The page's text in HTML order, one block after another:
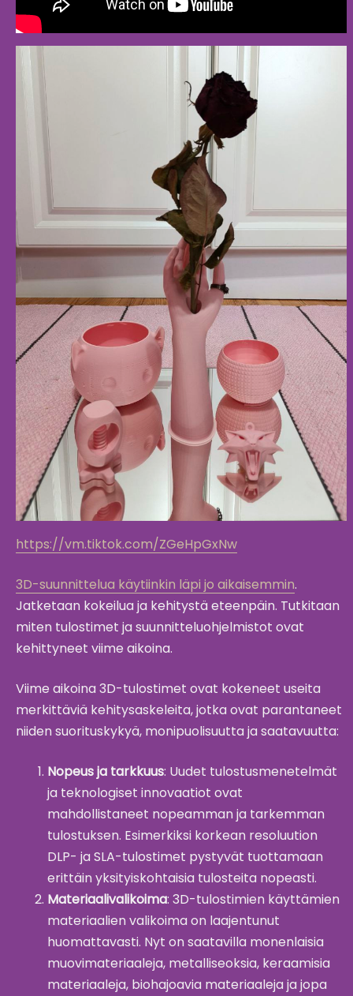
https://vm.tiktok.com/ZGeHpGxNw
3D-suunnittelua käytiinkin läpi jo aikaisemmin.
Jatketaan kokeilua ja kehitystä eteenpäin. Tutkitaan
miten tulostimet ja suunnitteluohjelmistot ovat
kehittyneet viime aikoina.
Viime aikoina 3D-tulostimet ovat kokeneet useita
merkittäviä kehitysaskeleita, jotka ovat parantaneet
niiden suorituskykyä, monipuolisuutta ja saatavuutta:
Nopeus ja tarkkuus: Uudet tulostusmenetelmät
ja teknologiset innovaatiot ovat
mahdollistaneet nopeamman ja tarkemman
tulostuksen. Esimerkiksi korkean resoluution
DLP- ja SLA-tulostimet pystyvät tuottamaan
erittäin yksityiskohtaisia tulosteita nopeasti.
Materiaalivalikoima: 3D-tulostimien käyttämien
materiaalien valikoima on laajentunut
huomattavasti. Nyt on saatavilla monenlaisia
muovimateriaaleja, metalliseoksia, keraamisia
materiaaleja, biohajoavia materiaaleja ja jopa